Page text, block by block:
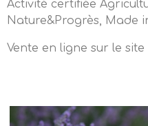
Activité certifiée
Nature&Progrès, Made
Vente en ligne sur le